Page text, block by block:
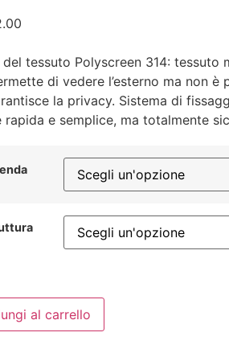
tessuto Polyscreen 314: tessuto
di vedere l’esterno ma non è
la privacy. Sistema di
rapida e semplice, ma totalmente
al carrello